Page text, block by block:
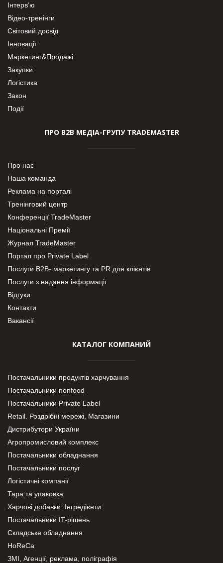
Інтерв’ю
Відео-тренінги
Світовий досвід
Інновації
Маркетинг&Продажі
Закупки
Логістика
Закон
Події
ПРО В2В МЕДІА-ГРУПУ TRADEMASTER
Про нас
Наша команда
Реклама на порталі
Тренінговий центр
Конференції TradeMaster
Національні Премії
Журнал TradeMaster
Портал про Private Label
Послуги В2В- маркетингу та PR для клієнтів
Послуги з надання інформації
Відгуки
Контакти
Вакансії
КАТАЛОГ КОМПАНИЙ
Постачальники продуктів харчування
Постачальники nonfood
Постачальники Private Label
Retail. Роздрібні мережі, Магазини
Дистрибутори України
Агропромисловий комплекс
Постачальники обладнання
Постачальники послуг
Логістичні компанії
Тара та упаковка
Харчові добавки. Інгредієнти.
Постачальники IT-рішень
Складське обладнання
HoReCa
ЗМІ, Агенції, реклама, поліграфія